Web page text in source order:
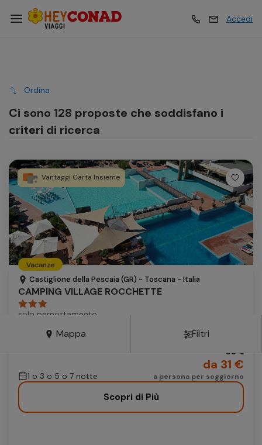
Esperienze
Crociere
Traghetti
Autonoleggio
Parcheggio
Accedi
Esperienze
Crociere
Traghetti
Autonoleggio
ParcheggioMappa Filtri
Ordina
Ci sono 128 proposte che soddisfano i
criteri di ricerca
Vantaggi Carta Insieme
Vacanze
Castiglione della Pescaia (GR) - Toscana - Italia
CAMPING VILLAGE ROCCHETTE
solo pernottamento
Include: piscina di 2.000 mq
1 o 3 o 5 o 7 notte
35 €
da 31 €
a persona per soggiorno
Scopri di Più